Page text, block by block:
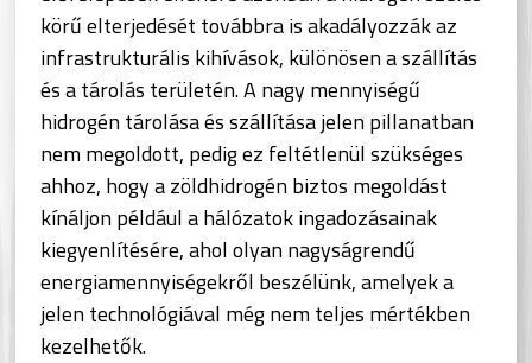
körű elterjedését továbbra is akadályozzák az
infrastrukturális kihívások, különösen a szállítás
és a tárolás területén. A nagy mennyiségű
hidrogén tárolása és szállítása jelen pillanatban
nem megoldott, pedig ez feltétlenül szükséges
ahhoz, hogy a zöldhidrogén biztos megoldást
kínáljon például a hálózatok ingadozásainak
kiegyenlítésére, ahol olyan nagyságrendű
energiamennyiségekről beszélünk, amelyek a
jelen technológiával még nem teljes mértékben
kezelhetők.